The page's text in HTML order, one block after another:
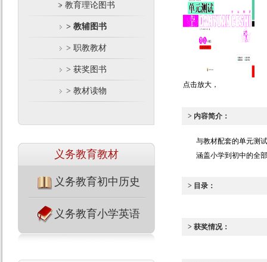
> 教育理论图书
> 教辅图书
> 职教教材
> 获奖图书
> 教材读物
义务教育教材
义务教育初中历史
义务教育小学英语
点击放大，
> 内容简介：
与教材配套的单元测
涵盖小学到初中的全
> 目录：
> 获奖情况：